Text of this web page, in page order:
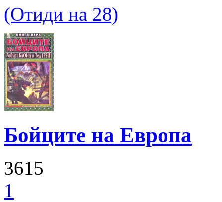
(Отиди на 28)
Бойците на Европа
3615
1